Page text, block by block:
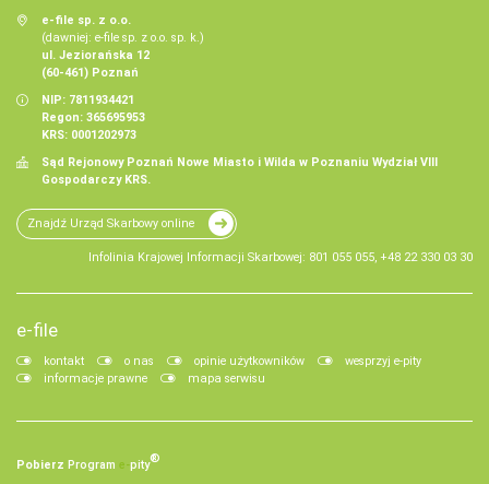
e-file sp. z o.o.
(dawniej: e-file sp. z o.o. sp. k.)
ul. Jeziorańska 12
(60-461) Poznań
NIP: 7811934421
Regon: 365695953
KRS: 0001202973
Sąd Rejonowy Poznań Nowe Miasto i Wilda w Poznaniu Wydział VIII
Gospodarczy KRS.
Znajdź Urząd Skarbowy online
Infolinia Krajowej Informacji Skarbowej: 801 055 055, +48 22 330 03 30
e-file
kontakt o nas opinie użytkowników
wesprzyj e-pity
informacje prawne
mapa serwisu
Pobierz Program e‑pity®